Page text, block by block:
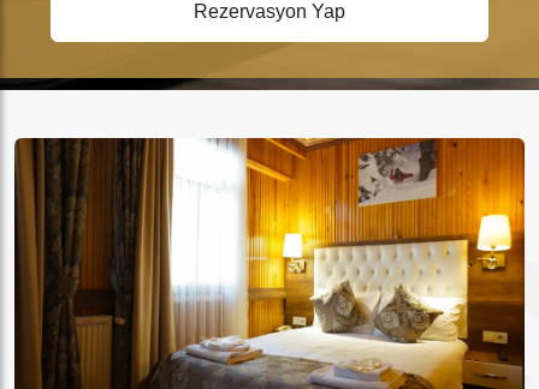
Rezervasyon Yap